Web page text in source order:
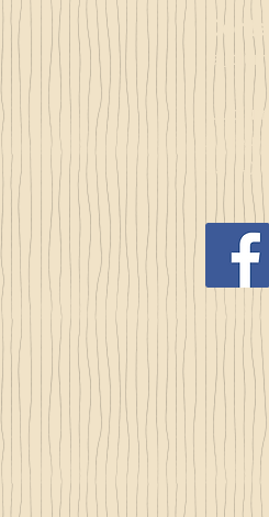
La
2, lieu
35140